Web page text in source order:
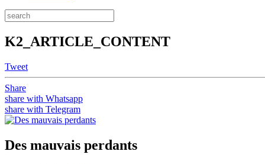
K2_ARTICLE_CONTENT
Tweet
Share
share with Whatsapp
share with Telegram
Des mauvais perdants